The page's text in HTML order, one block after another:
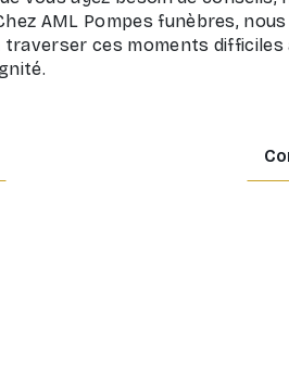
AML Pompes funèbres,
traverser ces moments difficiles